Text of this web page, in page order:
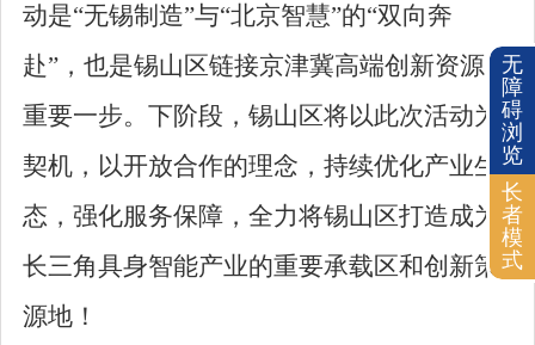
动是“无锡制造”与“北京智慧”的“双向奔
赴” ，也是锡山区链接京津冀高端创新资源的
重要一步。下阶段，锡山 区将以此次活动为
契机，以开放合作的理念，持续优化产业生
态，强化服务保障，全力将锡山 区打造成为
长三角具身智能产业的重要承载区和创新策
源地！
无
障
碍
浏
览
长
者
模
式